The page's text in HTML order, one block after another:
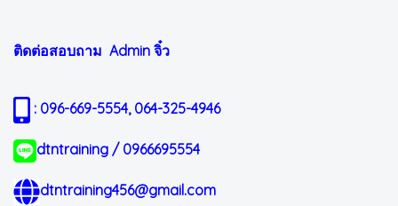
ติดต่อสอบถาม Admin จิ๋ว
: 096-669-5554, 064-325-4946
dtntraining / 0966695554
dtntraining456@gmail.com